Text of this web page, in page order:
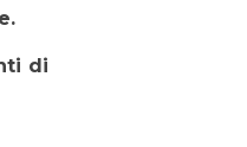
di